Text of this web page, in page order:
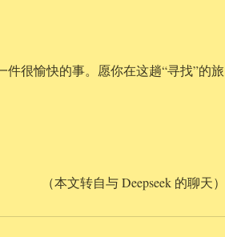
很愉快的事。愿你在这趟“寻找”的旅
（本文转自与 Deepseek 的聊天）